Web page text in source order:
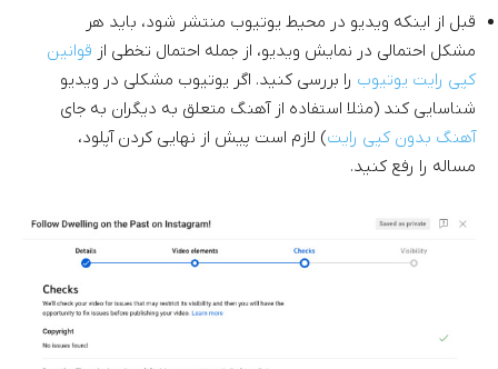
قبل از اینکه ویدیو در محیط یوتیوب منتشر شود، باید هر
مشکل احتمالی در نمایش ویدیو، از جمله احتمال تخطی از قوانین
کپی رایت یوتیوب را بررسی کنید. اگر یوتیوب مشکلی در ویدیو
شناسایی کند (مثلا استفاده از آهنگ متعلق به دیگران به جای
آهنگ بدون کپی رایت) لازم است پیش از نهایی کردن آپلود،
مساله را رفع کنید.